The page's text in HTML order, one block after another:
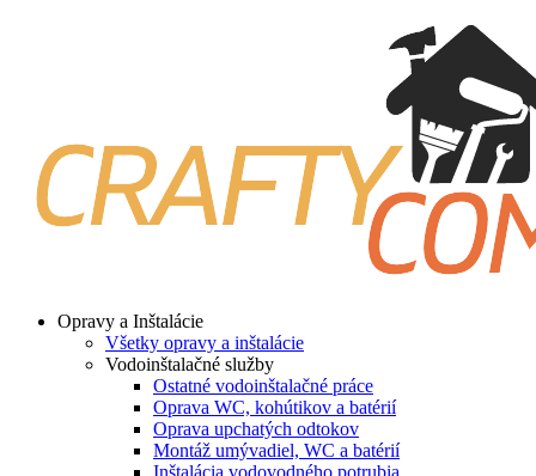
Opravy a Inštalácie
Všetky opravy a inštalácie
Vodoinštalačné služby
Ostatné vodoinštalačné práce
Oprava WC, kohútikov a batérií
Oprava upchatých odtokov
Montáž umývadiel, WC a batérií
Inštalácia vodovodného potrubia